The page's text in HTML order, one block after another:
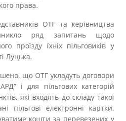
права.
ОТГ та керівництва
ряд запитань щодо
проїзду їхніх пільговиків у
Луцька.
що ОТГ укладуть договори
і для пільгових категорій
які входять до складу такої
пільгові електронні картки.
кошти за перевезених у